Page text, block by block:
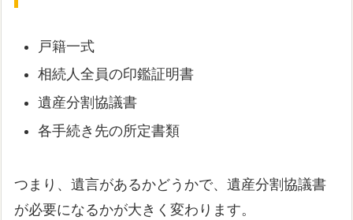
戸籍一式
相続人全員の印鑑証明書
遺産分割協議書
各手続き先の所定書類
つまり、遺言があるかどうかで、遺産分割協議書
が必要になるかが大きく変わります。